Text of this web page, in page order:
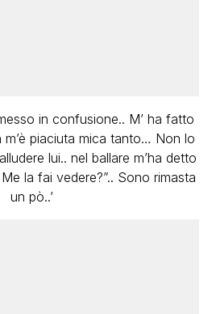
in confusione.. M’ ha fatto
piaciuta mica tanto… Non lo
lui.. nel ballare m’ha detto
la fai vedere?”.. Sono rimasta
un pò..’